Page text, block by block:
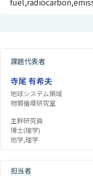
課題代表者
寺尾 有希夫
地球システム領域
物質循環研究室
主幹研究員
博士(理学)
地学,理学
担当者